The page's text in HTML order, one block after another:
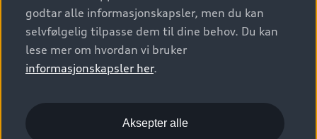
Sportback
S/RS
Konseptbiler og prototyper
Kontakt forhandler
Bilgarantier
Audi Originalt tilbehør
Verkstedtjenester
Audi connect
Functions on demand
Kom i gang med myAudi
Kundeservice
Audi Driving Experience
© 2026 AUDI NORGE. All Rights Reserved.
Imprint
godtar alle informasjonskapsler, men du kan
selvfølgelig tilpasse dem til dine behov. Du kan
lese mer om hvordan vi bruker
informasjonskapsler her.
Aksepter alle